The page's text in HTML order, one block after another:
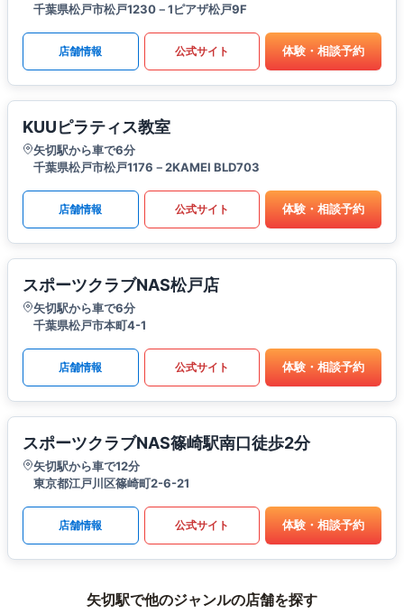
千葉県松戸市松戸1230－1ピアザ松戸9F
店舗情報 公式サイト 体験・相談予約
KUUピラティス教室
矢切駅から車で6分
千葉県松戸市松戸1176－2KAMEI BLD703
店舗情報 公式サイト 体験・相談予約
スポーツクラブNAS松戸店
矢切駅から車で6分
千葉県松戸市本町4-1
店舗情報 公式サイト 体験・相談予約
スポーツクラブNAS篠崎駅南口徒歩2分
矢切駅から車で12分
東京都江戸川区篠崎町2-6-21
店舗情報 公式サイト 体験・相談予約
矢切駅で他のジャンルの店舗を探す